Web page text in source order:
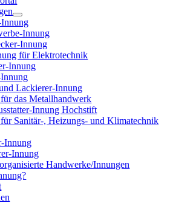
Innung
Innung
für Elektrotechnik
Innung
Lackierer-Innung
das Metallhandwerk
Innung Hochstift
Sanitär-, Heizungs- und Klimatechnik
Innung
Innung
Handwerke/Innungen